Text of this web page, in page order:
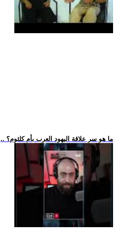
.. ما هو سر علاقة اليهود العرب بأم كلثوم؟